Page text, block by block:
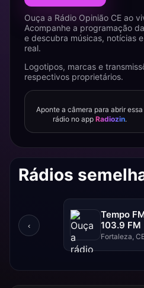
Ouça a Rádio Opinião CE ao
Acompanhe a programação
e descubra músicas, notícias
real.
Logotipos, marcas e
respectivos proprietários.
Aponte a câmera para abrir essa
rádio no app Radiozin.
Rádios
‹
Tempo
103.9 FM
Fortaleza,